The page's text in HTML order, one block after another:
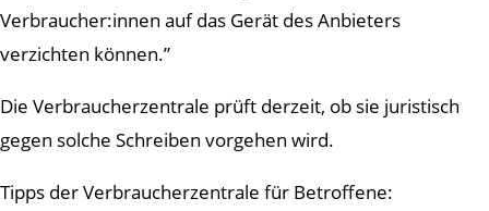
Verbraucher:innen auf das Gerät des Anbieters
verzichten können.”
Die Verbraucherzentrale prüft derzeit, ob sie juristisch
gegen solche Schreiben vorgehen wird.
Tipps der Verbraucherzentrale für Betroffene: